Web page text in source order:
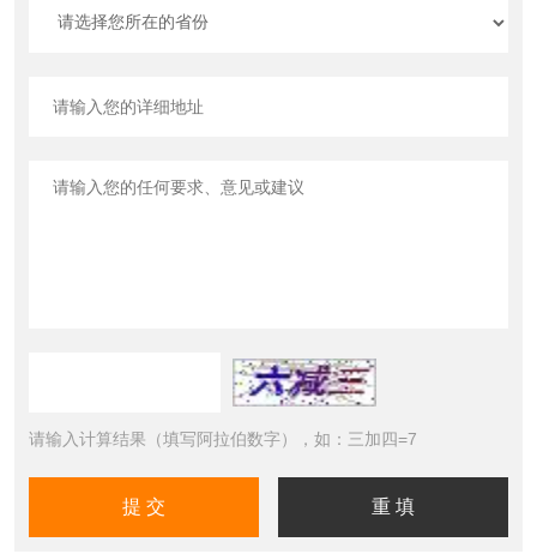
请输入计算结果（填写阿拉伯数字），如：三加四=7